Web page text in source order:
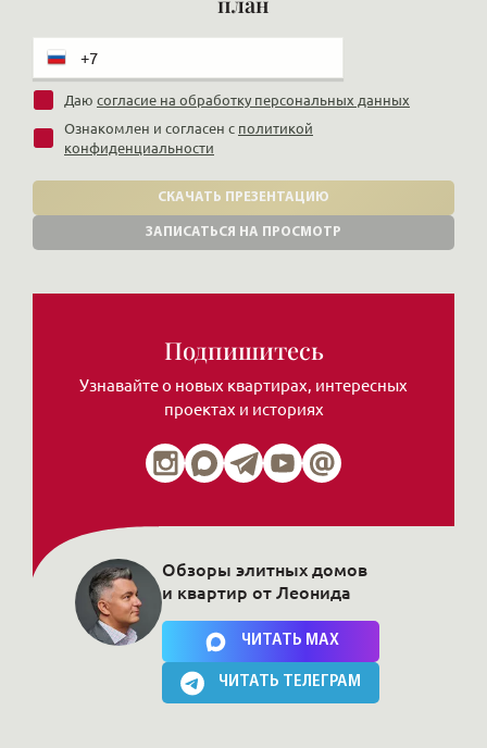
Даю согласие на обработку персональных данных
Ознакомлен и согласен с политикой
конфиденциальности
СКАЧАТЬ ПРЕЗЕНТАЦИЮ
ЗАПИСАТЬСЯ НА ПРОСМОТР
Подпишитесь
Узнавайте о новых квартирах, интересных
проектах и историях
Нажимая на кнопку, Вы соглашаетесь c политикой сайта
Обзоры элитных домов
и квартир от Леонида
ЧИТАТЬ MAX
ЧИТАТЬ ТЕЛЕГРАМ